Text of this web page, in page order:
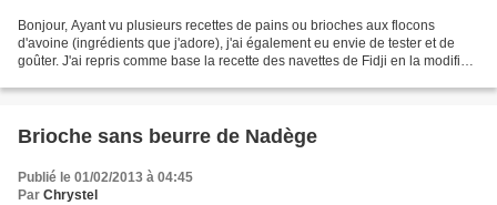
Bonjour, Ayant vu plusieurs recettes de pains ou brioches aux flocons
d'avoine (ingrédients que j'adore), j'ai également eu envie de tester et de
goûter. J'ai repris comme base la recette des navettes de Fidji en la modifiant
Brioche sans beurre de Nadège
Publié le 01/02/2013 à 04:45
Par Chrystel